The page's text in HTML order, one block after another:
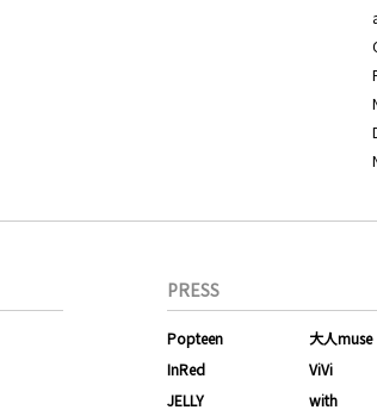
PRESS
Popteen 大人muse
InRed
ViVi
JELLY
with